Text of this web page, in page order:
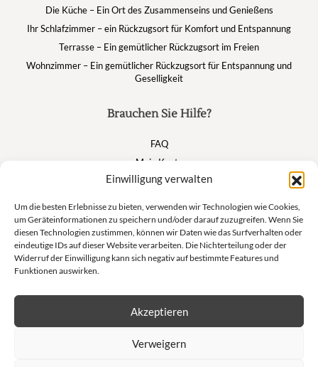
Einwilligung verwalten
Um die besten Erlebnisse zu bieten, verwenden wir Technologien wie Cookies,
um Geräteinformationen zu speichern und/oder darauf zuzugreifen. Wenn Sie
diesen Technologien zustimmen, können wir Daten wie das Surfverhalten oder
eindeutige IDs auf dieser Website verarbeiten. Die Nichterteilung oder der
Widerruf der Einwilligung kann sich negativ auf bestimmte Features und
Funktionen auswirken.
Akzeptieren
Verweigern
Brauchen Sie Hilfe?
FAQ
Mein Konto
Warenkorb
Suivez nous
Die Küche – Ein Ort des Zusammenseins und Genießens
Ihr Schlafzimmer – ein Rückzugsort für Komfort und Entspannung
Terrasse – Ein gemütlicher Rückzugsort im Freien
Wohnzimmer – Ein gemütlicher Rückzugsort für Entspannung und
Geselligkeit
Newsletter
Lass dich nicht von unseren exklusiven Angeboten und unseren